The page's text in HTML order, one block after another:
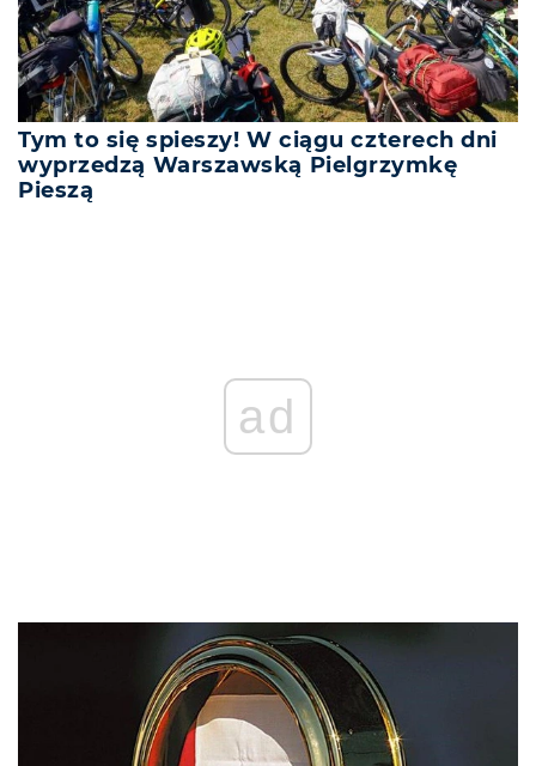
Tym to się spieszy! W ciągu czterech dni
wyprzedzą Warszawską Pielgrzymkę
Pieszą
ad